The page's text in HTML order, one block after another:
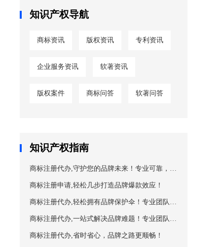
知识产权导航
商标资讯 版权资讯 专利资讯
企业服务资讯 软著资讯
版权案件 商标问答 软著问答
知识产权指南
商标注册代办,守护您的品牌未来！专业可靠，值
得信赖！
商标注册申请,轻松几步打造品牌爆款效应！
商标注册代办,轻松拥有品牌保护伞！专业团队，
一站式服务！
商标注册代办,一站式解决品牌难题！专业团队，
助力品牌升级！
商标注册代办,省时省心，品牌之路更顺畅！